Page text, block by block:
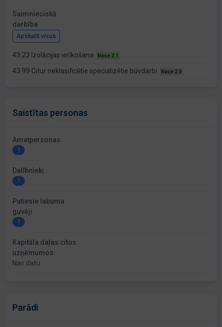
Saimnieciskā
darbība
Apskatīt visus
43.23 Izolācijas ierīkošana Nace 2.1
43.99 Citur neklasificētie specializētie būvdarbi Nace 2.0
Saistītas personas
Amatpersonas
1
Dalībnieki
1
Patiesie labuma
guvēji
1
Kapitāla daļas citos
uzņēmumos
Nav datu
Parādi